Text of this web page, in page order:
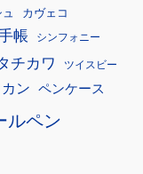
カヴェコ
帳 シンフォニー
チカワ ツイスビー
ン ペンケース
ルペン